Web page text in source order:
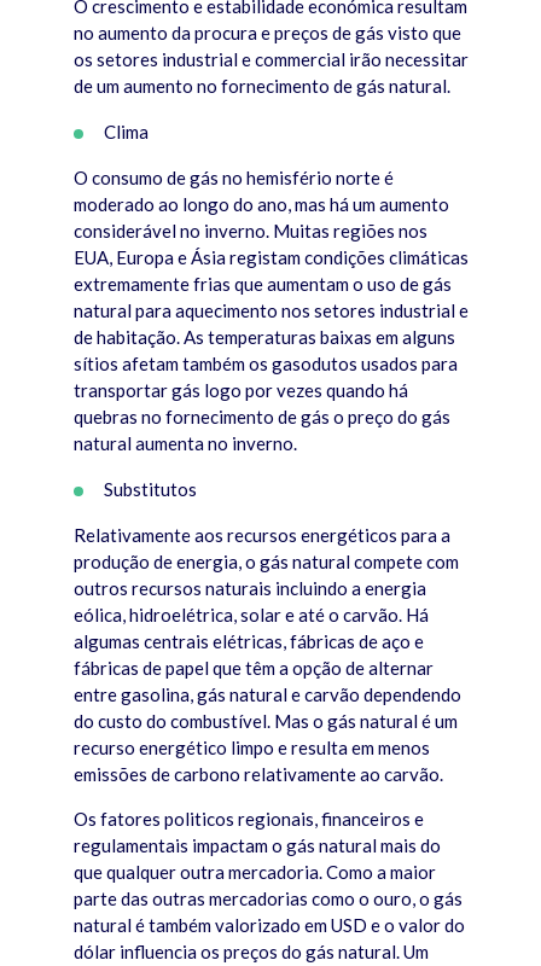
O crescimento e estabilidade económica resultam
no aumento da procura e preços de gás visto que
os setores industrial e commercial irão necessitar
de um aumento no fornecimento de gás natural.
Clima
O consumo de gás no hemisfério norte é
moderado ao longo do ano, mas há um aumento
considerável no inverno. Muitas regiões nos
EUA, Europa e Ásia registam condições climáticas
extremamente frias que aumentam o uso de gás
natural para aquecimento nos setores industrial e
de habitação. As temperaturas baixas em alguns
sítios afetam também os gasodutos usados para
transportar gás logo por vezes quando há
quebras no fornecimento de gás o preço do gás
natural aumenta no inverno.
Substitutos
Relativamente aos recursos energéticos para a
produção de energia, o gás natural compete com
outros recursos naturais incluindo a energia
eólica, hidroelétrica, solar e até o carvão. Há
algumas centrais elétricas, fábricas de aço e
fábricas de papel que têm a opção de alternar
entre gasolina, gás natural e carvão dependendo
do custo do combustível. Mas o gás natural é um
recurso energético limpo e resulta em menos
emissões de carbono relativamente ao carvão.
Os fatores politicos regionais, financeiros e
regulamentais impactam o gás natural mais do
que qualquer outra mercadoria. Como a maior
parte das outras mercadorias como o ouro, o gás
natural é também valorizado em USD e o valor do
dólar influencia os preços do gás natural. Um